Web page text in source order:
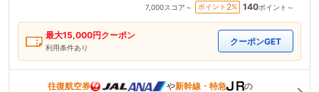
7,000スコア～ ポイント 2% 140ポイント～
最大15,000円クーポン
利用条件あり
クーポンGET
往復航空券 や新幹線・特急
の